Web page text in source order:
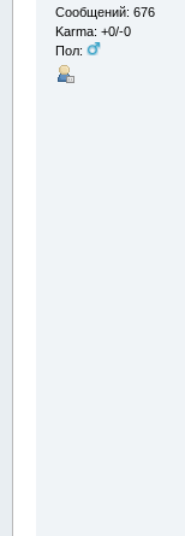
Сообщений: 676
Karma: +0/-0
Пол: